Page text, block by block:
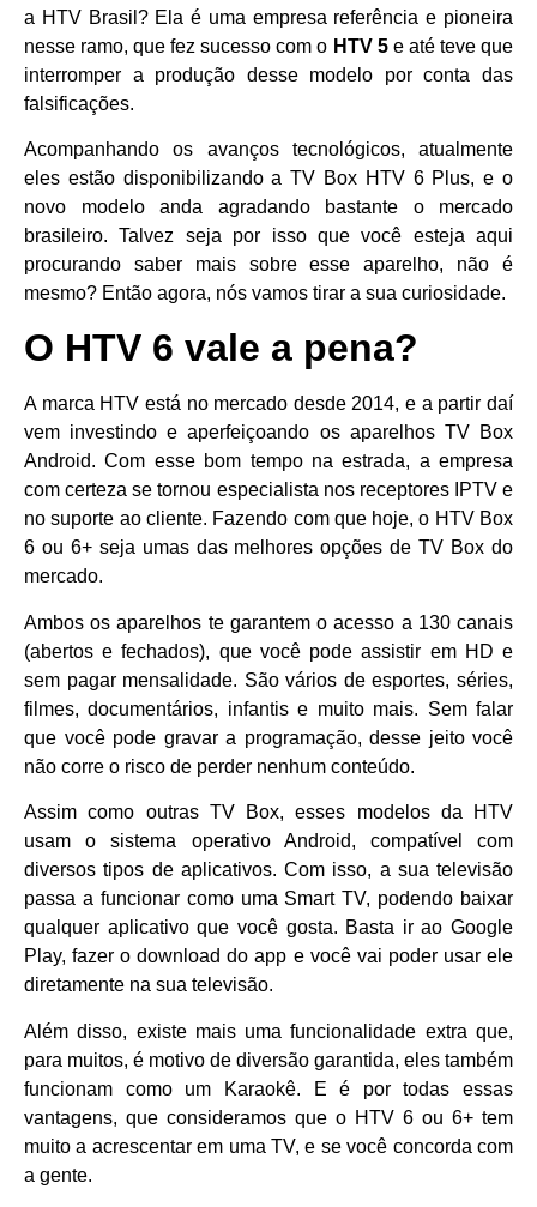
a HTV Brasil? Ela é uma empresa referência e pioneira
nesse ramo, que fez sucesso com o HTV 5e até teve que
interromper a produção desse modelo por conta das
falsificações.
Acompanhando os avanços tecnológicos, atualmente
eles estão disponibilizando a TV Box HTV 6 Plus, e o
novo modelo anda agradando bastante o mercado
brasileiro. Talvez seja por isso que você esteja aqui
procurando saber mais sobre esse aparelho, não é
mesmo? Então agora, nós vamos tirar a sua curiosidade.
O HTV 6 vale a pena?
A marca HTV está no mercado desde 2014, e a partir daí
vem investindo e aperfeiçoando os aparelhos TV Box
Android. Com esse bom tempo na estrada, a empresa
com certeza se tornou especialista nos receptores IPTV e
no suporte ao cliente. Fazendo com que hoje, o HTV Box
6 ou 6+ seja umas das melhores opções de TV Box do
mercado.
Ambos os aparelhos te garantem o acesso a 130 canais
(abertos e fechados), que você pode assistir em HD e
sem pagar mensalidade. São vários de esportes, séries,
filmes, documentários, infantis e muito mais. Sem falar
que você pode gravar a programação, desse jeito você
não corre o risco de perder nenhum conteúdo.
Assim como outras TV Box, esses modelos da HTV
usam o sistema operativo Android, compatível com
diversos tipos de aplicativos. Com isso, a sua televisão
passa a funcionar como uma Smart TV, podendo baixar
qualquer aplicativo que você gosta. Basta ir ao Google
Play, fazer o download do app e você vai poder usar ele
diretamente na sua televisão.
Além disso, existe mais uma funcionalidade extra que,
para muitos, é motivo de diversão garantida, eles também
funcionam como um Karaokê. E é por todas essas
vantagens, que consideramos que o HTV 6 ou 6+ tem
muito a acrescentar em uma TV, e se você concorda com
a gente.